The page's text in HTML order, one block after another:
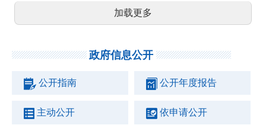
加载更多
政府信息公开
公开指南 公开年度报告
主动公开 依申请公开